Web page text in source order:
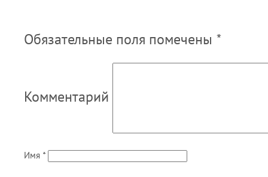
Обязательные поля помечены *
Комментарий
Имя *